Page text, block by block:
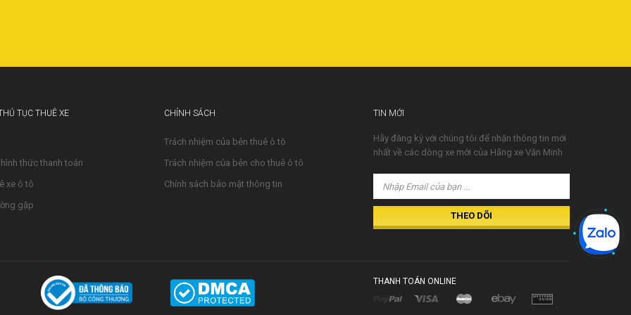
TỤC THUÊ XE
thức thanh toán
xe ô tô
gặp
CHÍNH SÁCH
Trách nhiệm của bên thuê ô tô
Trách nhiệm của bên cho thuê ô tô
Chính sách bảo mật thông tin
TIN MỚI
Hãy đăng ký với chúng tôi để nhận thông tin mới
nhất về các dòng xe mới của Hãng xe Văn Minh
THANH TOÁN ONLINE